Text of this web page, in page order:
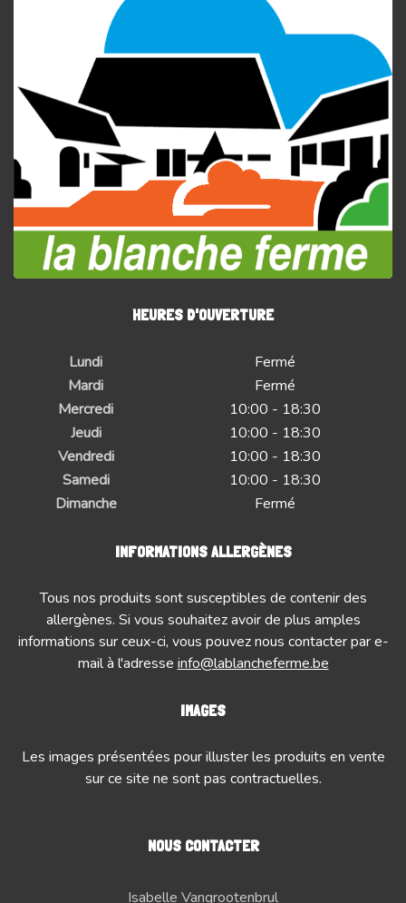
HEURES D'OUVERTURE
Lundi
Fermé
Mardi
Fermé
Mercredi
10:00 - 18:30
Jeudi
10:00 - 18:30
Vendredi
10:00 - 18:30
Samedi
10:00 - 18:30
Dimanche
Fermé
INFORMATIONS ALLERGÈNES
Tous nos produits sont susceptibles de contenir des
allergènes. Si vous souhaitez avoir de plus amples
informations sur ceux-ci, vous pouvez nous contacter par e-
mail à l'adresse info@lablancheferme.be
IMAGES
Les images présentées pour illuster les produits en vente
sur ce site ne sont pas contractuelles.
NOUS CONTACTER
Isabelle Vangrootenbrul